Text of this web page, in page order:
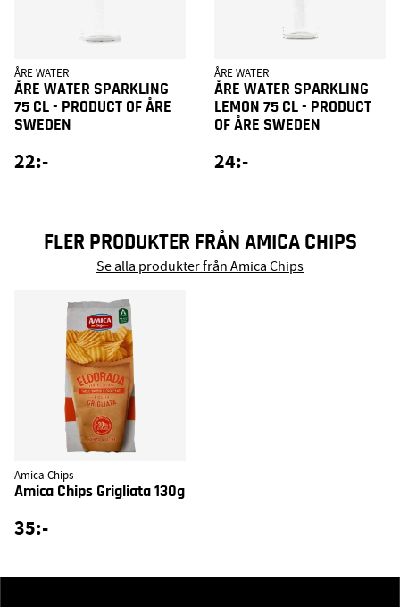
ÅRE WATER
ÅRE WATER SPARKLING
75 CL - PRODUCT OF ÅRE
SWEDEN
22:-
ÅRE WATER
ÅRE WATER SPARKLING
LEMON 75 CL - PRODUCT
OF ÅRE SWEDEN
24:-
FLER PRODUKTER FRÅN AMICA CHIPS
Se alla produkter från Amica Chips
Amica Chips
Amica Chips Grigliata 130g
35:-